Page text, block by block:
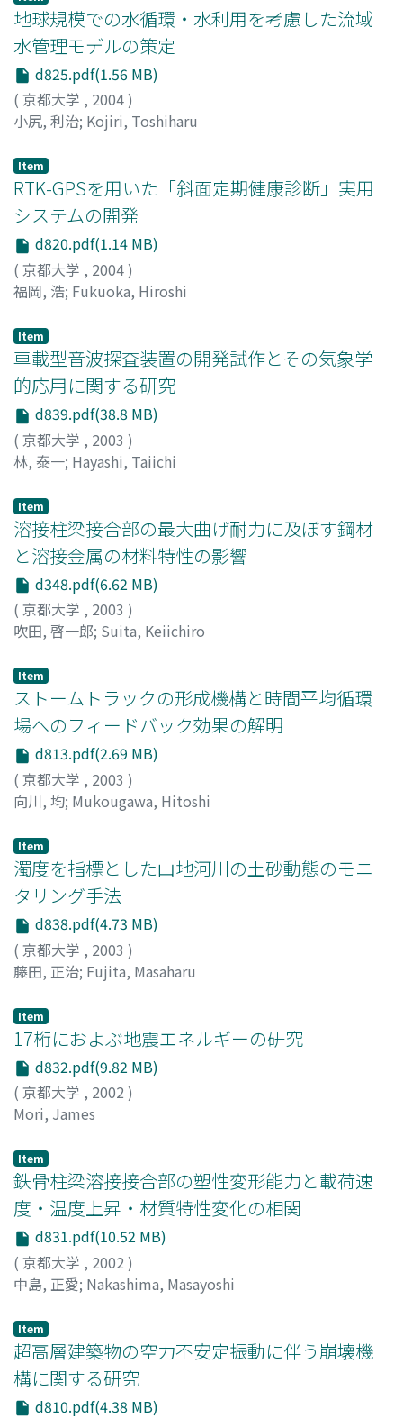
地球規模での水循環・水利用を考慮した流域
水管理モデルの策定
d825.pdf(1.56 MB)
( 京都大学 , 2004)
小尻, 利治; Kojiri, Toshiharu
Item
RTK-GPSを用いた「斜面定期健康診断」実用
システムの開発
d820.pdf(1.14 MB)
( 京都大学 , 2004)
福岡, 浩; Fukuoka, Hiroshi
Item
車載型音波探査装置の開発試作とその気象学
的応用に関する研究
d839.pdf(38.8 MB)
( 京都大学 , 2003 )
林, 泰一; Hayashi, Taiichi
Item
溶接柱梁接合部の最大曲げ耐力に及ぼす鋼材
と溶接金属の材料特性の影響
d348.pdf(6.62 MB)
( 京都大学 , 2003 )
吹田, 啓一郎; Suita, Keiichiro
Item
ストームトラックの形成機構と時間平均循環
場へのフィードバック効果の解明
d813.pdf(2.69 MB)
( 京都大学 , 2003 )
向川, 均; Mukougawa, Hitoshi
Item
濁度を指標とした山地河川の土砂動態のモニ
タリング手法
d838.pdf(4.73 MB)
( 京都大学 , 2003 )
藤田, 正治; Fujita, Masaharu
Item
17桁におよぶ地震エネルギーの研究
d832.pdf(9.82 MB)
( 京都大学 , 2002 )
Mori, James
Item
鉄骨柱梁溶接接合部の塑性変形能力と載荷速
度・温度上昇・材質特性変化の相関
d831.pdf(10.52 MB)
( 京都大学 , 2002 )
中島, 正愛; Nakashima, Masayoshi
Item
超高層建築物の空力不安定振動に伴う崩壊機
構に関する研究
d810.pdf(4.38 MB)